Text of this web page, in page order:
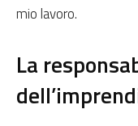
mio lavoro.
La